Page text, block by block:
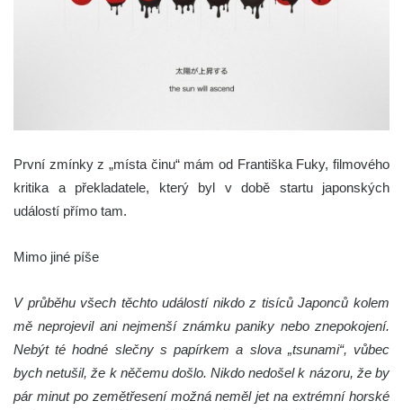
První zmínky z „místa činu“ mám od Františka Fuky, filmového
kritika a překladatele, který byl v době startu japonských
událostí přímo tam.
Mimo jiné píše
V průběhu všech těchto událostí nikdo z tisíců Japonců kolem
mě neprojevil ani nejmenší známku paniky nebo znepokojení.
Nebýt té hodné slečny s papírkem a slova „tsunami“, vůbec
bych netušil, že k něčemu došlo. Nikdo nedošel k názoru, že by
pár minut po zemětřesení možná neměl jet na extrémní horské